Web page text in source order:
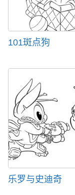
101斑点狗
乐罗与史迪奇